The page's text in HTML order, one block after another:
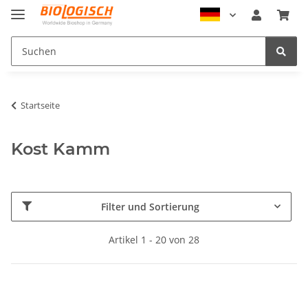
Startseite
Kost Kamm
Filter und Sortierung
Artikel 1 - 20 von 28